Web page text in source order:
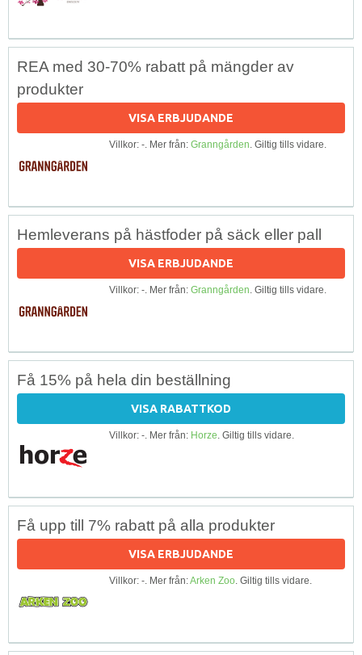
REA med 30-70% rabatt på mängder av
produkter
VISA ERBJUDANDE
Villkor: -. Mer från: Granngården. Giltig tills vidare.
Hemleverans på hästfoder på säck eller pall
VISA ERBJUDANDE
Villkor: -. Mer från: Granngården. Giltig tills vidare.
Få 15% på hela din beställning
VISA RABATTKOD
Villkor: -. Mer från: Horze. Giltig tills vidare.
Få upp till 7% rabatt på alla produkter
VISA ERBJUDANDE
Villkor: -. Mer från:Arken Zoo. Giltig tills vidare.